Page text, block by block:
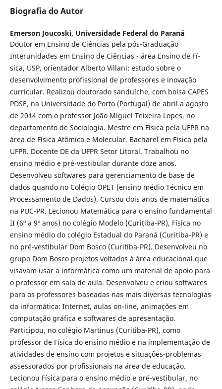
Biografia do Autor
Emerson Joucoski, Universidade Federal do Paraná
Doutor em Ensino de Ciências pela pós-Graduação
Interunidades em Ensino de Ciências - área Ensino de Fí­
sica, USP, orientador Alberto Villani: estudo sobre o
desenvolvimento profissional de professores e inovação
curricular. Realizou doutorado sanduí­che, com bolsa CAPES
PDSE, na Universidade do Porto (Portugal) de abril a agosto
de 2014 com o professor João Miguel Teixeira Lopes, no
departamento de Sociologia. Mestre em Fí­sica pela UFPR na
área de Fí­sica Atômica e Molecular. Bacharel em Fí­sica pela
UFPR. Docente DE da UFPR Setor Litoral. Trabalhou no
ensino médio e pré-vestibular durante doze anos.
Desenvolveu softwares para gerenciamento de base de
dados quando no Colégio OPET (ensino médio Técnico em
Processamento de Dados). Cursou dois anos de matemática
na PUC-PR. Lecionou Matemática para o ensino fundamental
II (6º a 9º anos) no colégio Modelo (Curitiba-PR), Fí­sica no
ensino médio do colégio Estadual do Paraná (Curitiba-PR) e
no pré-vestibular Dom Bosco (Curitiba-PR). Desenvolveu no
grupo Dom Bosco projetos voltados à área educacional que
visavam usar a informática como um material de apoio para
o professor em sala de aula. Desenvolveu e criou softwares
para os professores baseadas nas mais diversas tecnologias
da informática: Internet, aulas on-line, animações em
computação gráfica e softwares de apresentação.
Participou, no colégio Martinus (Curitiba-PR), como
professor de Fí­sica do ensino médio e na implementação de
atividades de ensino com projetos e situações-problemas
assessorados por profissionais na área de educação.
Lecionou Fí­sica para o ensino médio e pré-vestibular, no